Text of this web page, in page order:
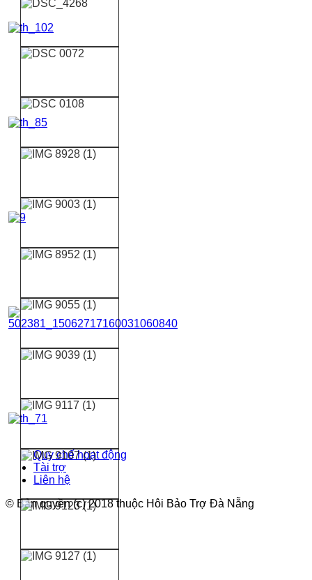
Quy chế hoạt động
Tài trợ
Liên hệ
© Bản quyền (c) 2018 thuộc Hôi Bảo Trợ Đà Nẵng